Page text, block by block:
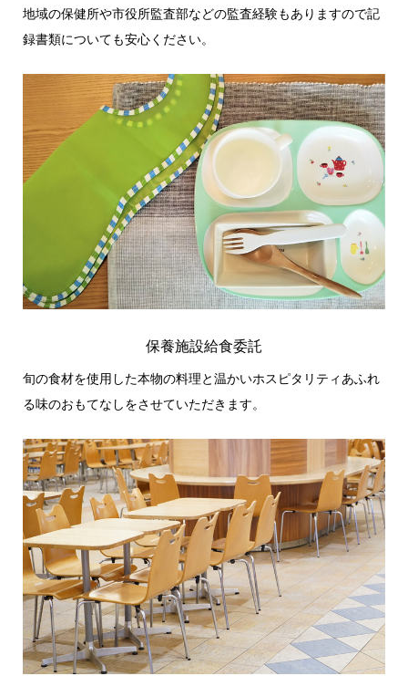
地域の保健所や市役所監査部などの監査経験もありますので記
録書類についても安心ください。
保養施設給食委託
旬の食材を使用した本物の料理と温かいホスピタリティあふれ
る味のおもてなしをさせていただきます。